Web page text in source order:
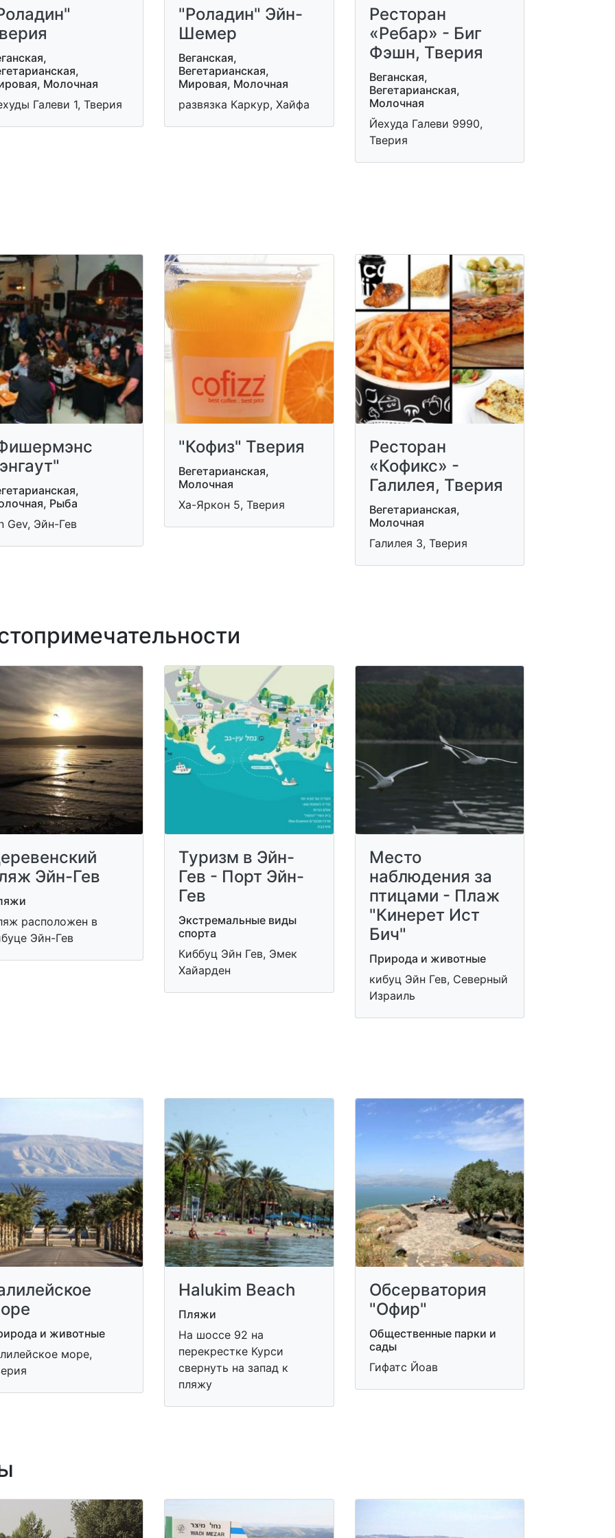
Молочная
Галеви 1, Тверия
"Роладин" Эйн-
Шемер
Веганская,
Вегетарианская,
Мировая, Молочная
развязка Каркур, Хайфа
Ресторан
«Ребар» - Биг
Фэшн, Тверия
Веганская,
Вегетарианская,
Молочная
Йехуда Галеви 9990,
Тверия
Рыба
Gev, Эйн-Гев
"Кофиз" Тверия
Вегетарианская,
Молочная
Ха-Яркон 5, Тверия
Ресторан
«Кофикс» -
Галилея, Тверия
Вегетарианская,
Молочная
Галилея 3, Тверия
Эйн-Гев
расположен в
Эйн-Гев
Туризм в Эйн-
Гев - Порт Эйн-
Гев
Экстремальные виды
спорта
Киббуц Эйн Гев, Эмек
Хайарден
Место
наблюдения за
птицами - Плаж
"Кинерет Ист
Бич"
Природа и животные
кибуц Эйн Гев, Северный
Израиль
и животные
море,
Halukim Beach
Пляжи
На шоссе 92 на
перекрестке Курси
свернуть на запад к
пляжу
Обсерватория
"Офир"
Общественные парки и
сады
Гифатс Йоав